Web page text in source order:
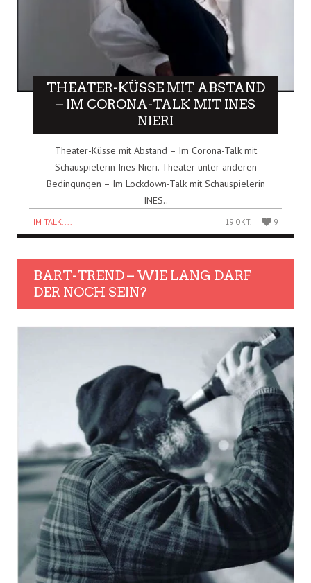
THEATER-KÜSSE MIT ABSTAND
– IM CORONA-TALK MIT INES
NIERI
Theater-Küsse mit Abstand – Im Corona-Talk mit
Schauspielerin Ines Nieri. Theater unter anderen
Bedingungen – Im Lockdown-Talk mit Schauspielerin
INES..
IM TALK.... 19 OKT. 9
BART-TREND – WIE LANG DARF
DER NOCH SEIN?